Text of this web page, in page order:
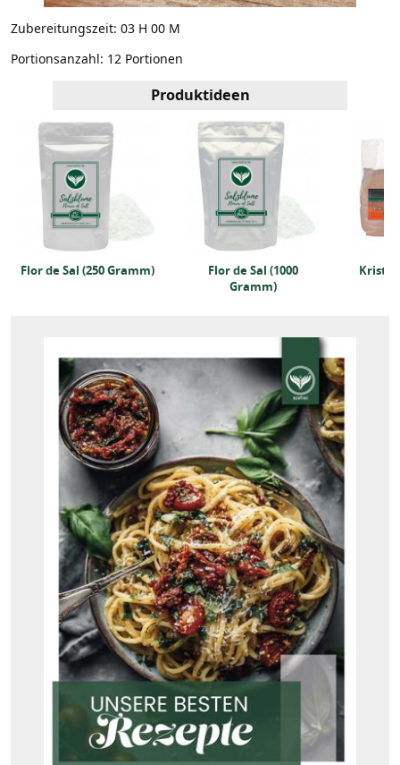
Zubereitungszeit: 03 H 00 M
Portionsanzahl: 12 Portionen
Produktideen
Flor de Sal (250 Gramm)
Flor de Sal (1000
Gramm)